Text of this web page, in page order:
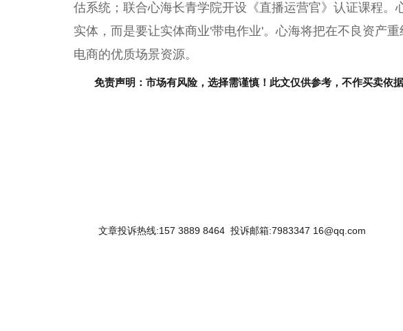
估系统；联合心海长青学院开设《直播运营官》认证课程。
实体，而是要让实体商业'带电作业'。心海将把在不良资产
电商的优质场景资源。
免责声明：市场有风险，选择需谨慎！此文仅供参考，不作买卖依据
文章投诉热线:157 3889 8464 投诉邮箱:7983347 16@qq.com